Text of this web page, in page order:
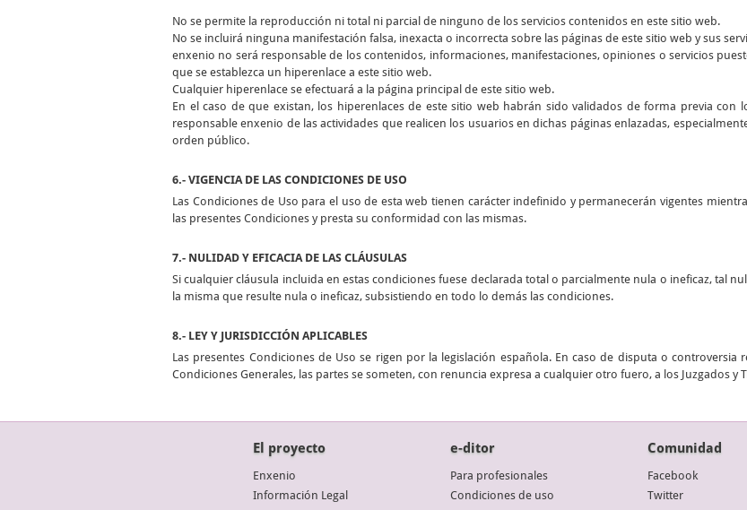
No se permite la reproducción ni total ni parcial de ninguno de los servicios contenidos en este sitio web.
No se incluirá ninguna manifestación falsa, inexacta o incorrecta sobre las páginas de este sitio web y sus
enxenio no será responsable de los contenidos, informaciones, manifestaciones, opiniones o servicios
que se establezca un hiperenlace a este sitio web.
Cualquier hiperenlace se efectuará a la página principal de este sitio web.
En el caso de que existan, los hiperenlaces de este sitio web habrán sido validados de forma previa con
responsable enxenio de las actividades que realicen los usuarios en dichas páginas enlazadas,
orden público.
6.- VIGENCIA DE LAS CONDICIONES DE USO
Las Condiciones de Uso para el uso de esta web tienen carácter indefinido y permanecerán vigentes
las presentes Condiciones y presta su conformidad con las mismas.
7.- NULIDAD Y EFICACIA DE LAS CLÁUSULAS
Si cualquier cláusula incluida en estas condiciones fuese declarada total o parcialmente nula o ineficaz, tal
la misma que resulte nula o ineficaz, subsistiendo en todo lo demás las condiciones.
8.- LEY Y JURISDICCIÓN APLICABLES
Las presentes Condiciones de Uso se rigen por la legislación española. En caso de disputa o
Condiciones Generales, las partes se someten, con renuncia expresa a cualquier otro fuero, a los Juzgados y
El proyecto
Enxenio
Información Legal
e-ditor
Para profesionales
Condiciones de uso
Comunidad
Facebook
Twitter